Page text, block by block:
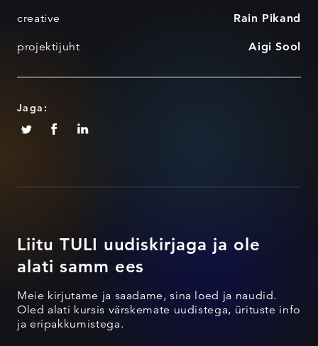
creative Rain Pikand
projektijuht Aigi Sool
Jaga:
Liitu TULI uudiskirjaga ja ole
alati samm ees
Meie kirjutame ja saadame, sina loed ja naudid.
Oled alati kursis värskemate uudistega, ürituste info
ja eripakkumistega.